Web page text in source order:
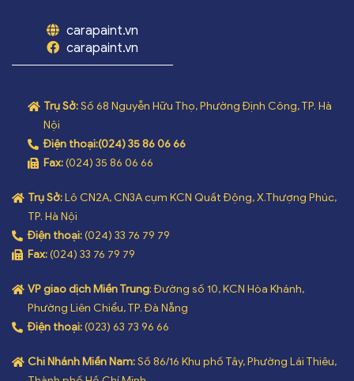
carapaint.vn
carapaint.vn
Trụ Sở:Số 68 Nguyễn Hữu Thọ, Phường Định Công, TP. Hà
Nội
Điện thoại:(024) 35 86 06 66
Fax:(024) 35 86 06 66
Trụ Sở:Lô CN2A, CN3A cụm KCN Quất Động, X.Thượng Phúc,
TP. Hà Nội
Điện thoại:(024) 33 76 79 79
Fax:(024) 33 76 79 79
VP giao dịch Miền Trung: Đường số 10, KCN Hòa Khánh,
Phường Liên Chiểu, TP. Đà Nẵng
Điện thoại:(023) 63 73 96 66
Chi Nhánh Miền Nam:Số 86/16 Khu phố Tây, Phường Lái Thiêu,